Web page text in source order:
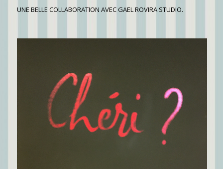
UNE BELLE COLLABORATION AVEC GAEL ROVIRA STUDIO.